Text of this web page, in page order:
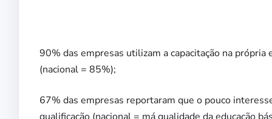
90% das empresas utilizam a capacitação na
(nacional = 85%);
67% das empresas reportaram que o pouco